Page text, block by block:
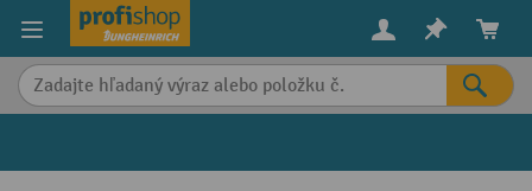
content